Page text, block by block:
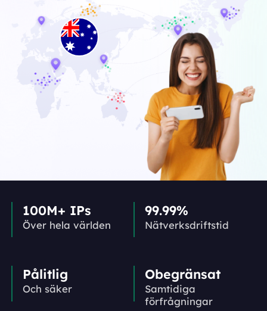
100M+ IPs
Över hela världen
99.99%
Nätverks­driftstid
Pålitlig
Och säker
Obegränsat
Samtidiga
förfrågningar